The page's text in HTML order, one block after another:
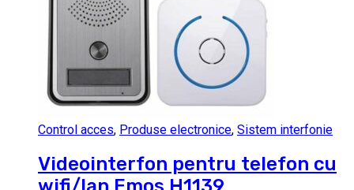
Control acces, Produse electronice, Sistem interfonie
Videointerfon pentru telefon cu